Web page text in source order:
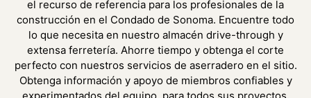
el recurso de referencia para los profesionales de la
construcción en el Condado de Sonoma. Encuentre todo
lo que necesita en nuestro almacén drive-through y
extensa ferretería. Ahorre tiempo y obtenga el corte
perfecto con nuestros servicios de aserradero en el sitio.
Obtenga información y apoyo de miembros confiables y